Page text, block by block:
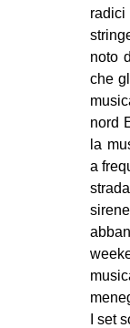
noto
che
nord
la
a
I set